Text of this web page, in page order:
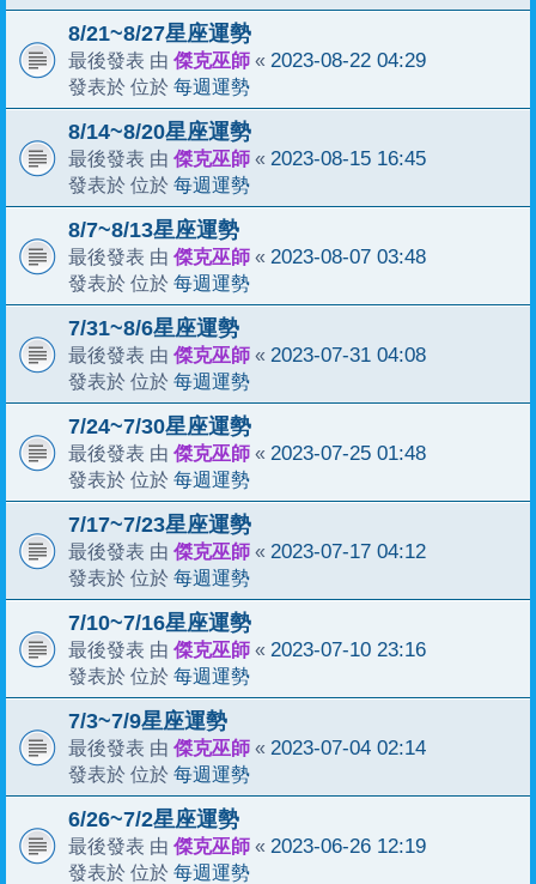
8/21~8/27星座運勢
最後發表 由 傑克巫師 « 2023-08-22 04:29
發表於 位於 每週運勢
8/14~8/20星座運勢
最後發表 由 傑克巫師 « 2023-08-15 16:45
發表於 位於 每週運勢
8/7~8/13星座運勢
最後發表 由 傑克巫師 « 2023-08-07 03:48
發表於 位於 每週運勢
7/31~8/6星座運勢
最後發表 由 傑克巫師 « 2023-07-31 04:08
發表於 位於 每週運勢
7/24~7/30星座運勢
最後發表 由 傑克巫師 « 2023-07-25 01:48
發表於 位於 每週運勢
7/17~7/23星座運勢
最後發表 由 傑克巫師 « 2023-07-17 04:12
發表於 位於 每週運勢
7/10~7/16星座運勢
最後發表 由 傑克巫師 « 2023-07-10 23:16
發表於 位於 每週運勢
7/3~7/9星座運勢
最後發表 由 傑克巫師 « 2023-07-04 02:14
發表於 位於 每週運勢
6/26~7/2星座運勢
最後發表 由 傑克巫師 « 2023-06-26 12:19
發表於 位於 每週運勢